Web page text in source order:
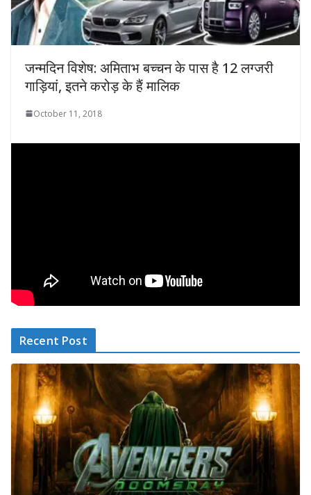
जन्‍मदिन विशेष: अमिताभ बच्चन के पास है 12 लग्जरी
गाड़ियां, इतने करोड़ के हैं मालिक
October 11, 2018
Recent Post